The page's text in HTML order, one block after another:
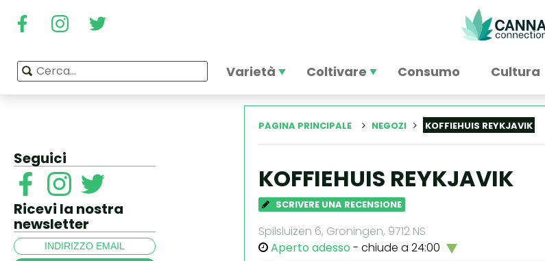
Varietà Coltivare Consumo Cultura
Seguici
Ricevi la nostra
newsletter
PAGINA PRINCIPALE NEGOZI KOFFIEHUIS REYKJAVIK
KOFFIEHUIS REYKJAVIK
SCRIVERE UNA RECENSIONE
Spilsluizen 6, Groningen, 9712 NS
Aperto adesso - chiude a 24:00